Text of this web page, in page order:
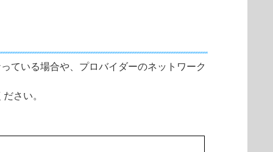
ている場合や、プロバイダーのネットワーク
さい。